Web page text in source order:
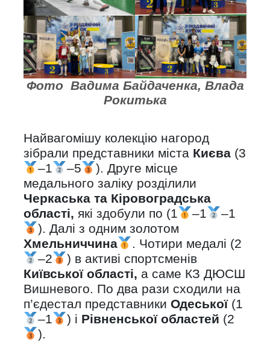
Фото Вадима Байдаченка, Влада
Рокитька
Найвагомішу колекцію нагород
зібрали представники міста Києва (3
–1
–5
). Друге місце
медального заліку розділили
Черкаська та Кіровоградська
області, які здобули по (1 –1
–1
). Далі з одним золотом
Хмельниччина
. Чотири медалі (2
–2
) в активі спортсменів
Київської області, а саме КЗ ДЮСШ
Вишневого. По два рази сходили на
п’єдестал представники Одеської (1
–1
) і Рівненської областей (2
).